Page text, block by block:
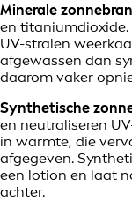
Minerale
en titaniumdioxide.
UV-stralen
afgewassen dan
daarom vaker
Synthetische
en neutraliseren
in warmte, die
afgegeven.
een lotion en laat
achter.